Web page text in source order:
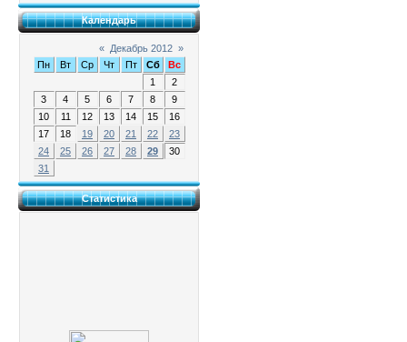
Календарь
« Декабрь 2012 »
Пн
Вт Ср Чт Пт Сб
Вс
1
2
3
4 5 6 7 8
9
10
11 12 13 14 15
16
17
18 19 20 21 22
23
24
25 26 27 28 29
30
31
Статистика